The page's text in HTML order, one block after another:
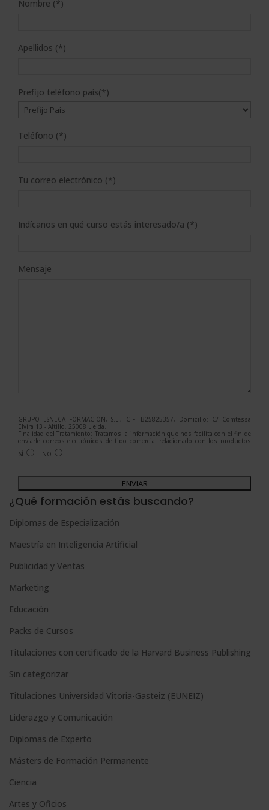
Nombre (*)
Apellidos (*)
Prefijo teléfono país(*)
Teléfono (*)
Tu correo electrónico (*)
Indícanos en qué curso estás interesado/a (*)
Mensaje
GRUPO ESNECA FORMACIÓN, S.L., CIF: B25825357, Domicilio: C/ Comtessa
Elvira 13 - Altillo, 25008 Lleida.
Finalidad del Tratamiento: Tratamos la información que nos facilita con el fin de
enviarle correos electrónicos de tipo comercial relacionado con los productos
ofrecidos y otros tipo de productos que fueran de su interés.
Legitimación del tratamiento: Consentimiento del interesado.
Para más información consulte nuestra Política de Privacidad.
Desea recibir información comercial (vía telefónica y/o email):
SÍ NO
A
l
e
r
n
i
v
e
¿Qué formación estás buscando?
Diplomas de Especialización
Maestría en Inteligencia Artificial
Publicidad y Ventas
Marketing
Educación
Packs de Cursos
Titulaciones con certificado de la Harvard Business Publishing
Sin categorizar
Titulaciones Universidad Vitoria-Gasteiz (EUNEIZ)
Liderazgo y Comunicación
Diplomas de Experto
Másters de Formación Permanente
Ciencia
Artes y Oficios